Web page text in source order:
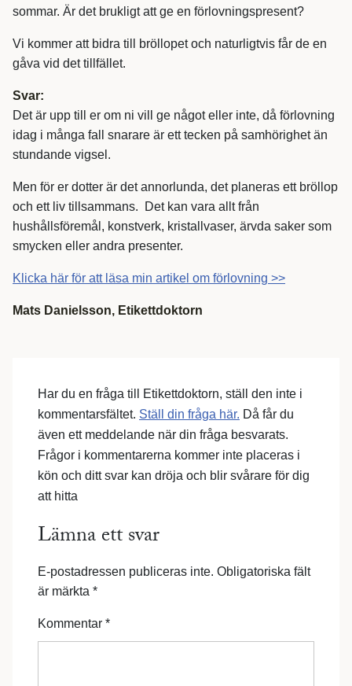
sommar. Är det brukligt att ge en förlovningspresent?
Vi kommer att bidra till bröllopet och naturligtvis får de en
gåva vid det tillfället.
Svar:
Det är upp till er om ni vill ge något eller inte, då förlovning
idag i många fall snarare är ett tecken på samhörighet än
stundande vigsel.
Men för er dotter är det annorlunda, det planeras ett bröllop
och ett liv tillsammans. Det kan vara allt från
hushållsföremål, konstverk, kristallvaser, ärvda saker som
smycken eller andra presenter.
Klicka här för att läsa min artikel om förlovning >>
Mats Danielsson, Etikettdoktorn
Har du en fråga till Etikettdoktorn, ställ den inte i
kommentarsfältet. Ställ din fråga här. Då får du
även ett meddelande när din fråga besvarats.
Frågor i kommentarerna kommer inte placeras i
kön och ditt svar kan dröja och blir svårare för dig
att hitta
Lämna ett svar
E-postadressen publiceras inte. Obligatoriska fält
är märkta *
Kommentar *